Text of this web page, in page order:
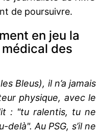
de poursuivre.
en jeu la
des
Bleus), il n’a jamais
physique, avec le
: "tu ralentis, tu ne
delà". Au PSG, s’il ne